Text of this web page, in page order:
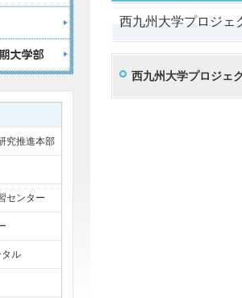
究推進本部
センター
ル
西九州大学プロジェ
西九州大学プロジェ